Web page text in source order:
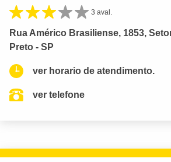
3 aval.
Rua Américo Brasiliense, 1853,
Preto - SP
ver horario de atendimento.
ver telefone